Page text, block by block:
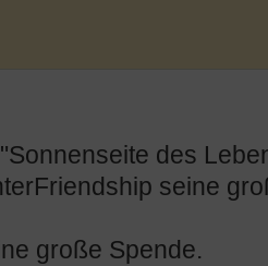
des
seine
große Spende.